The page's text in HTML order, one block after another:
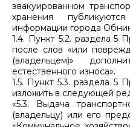
эвакуированном
хранения
информации города
1.4. Пункт 5.2. раздела 5
после слов «или
(владельцем)»
естественного износа».
1.5. Пункт 5.3. раздела 5
изложить в следующей
«5.3. Выдача
(владельцу) или его